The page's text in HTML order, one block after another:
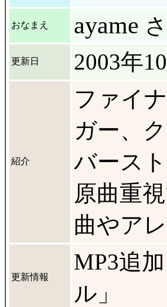
おなまえ ayame
更新日 2003年
紹介
ファイ
ガー、
バース
原曲重
曲やア
更新情報
MP3追
ル」